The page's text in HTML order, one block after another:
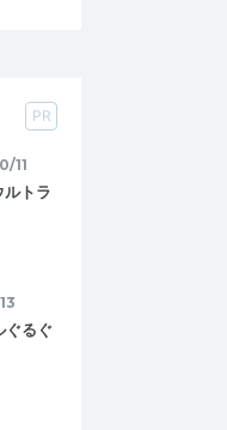
PR
11
ルトラ
るぐ